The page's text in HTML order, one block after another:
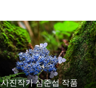
사진작가 심준섭 작품